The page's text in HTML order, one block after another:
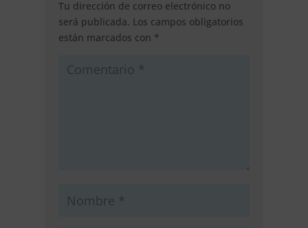
Tu dirección de correo electrónico no
será publicada. Los campos obligatorios
están marcados con *